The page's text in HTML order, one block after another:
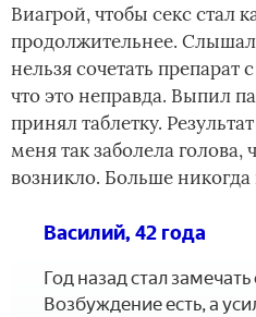
Виагрой, чтобы секс стал
продолжительнее. Слышал
нельзя сочетать препарат
что это неправда. Выпил
принял таблетку.
меня так заболела голова,
возникло. Больше никогда
Василий, 42 года
Год назад стал
Возбуждение есть, а